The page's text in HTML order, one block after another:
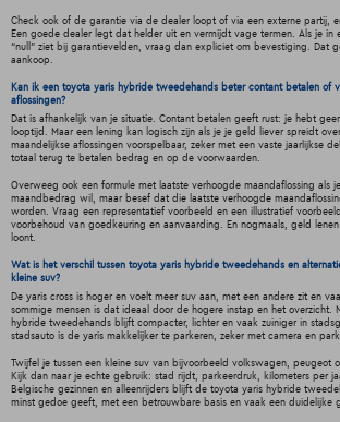
Check ook of de garantie via de dealer loopt of via een externe partij,
Een goede dealer legt dat helder uit en vermijdt vage termen. Als je in
“null” ziet bij garantievelden, vraag dan expliciet om bevestiging. Dat
aankoop.
Kan ik een toyota yaris hybride tweedehands beter contant betalen of
aflossingen?
Dat is afhankelijk van je situatie. Contant betalen geeft rust: je hebt
looptijd. Maar een lening kan logisch zijn als je je geld liever spreidt
maandelijkse aflossingen voorspelbaar, zeker met een vaste jaarlijkse
totaal terug te betalen bedrag en op de voorwaarden.
Overweeg ook een formule met laatste verhoogde maandaflossing als
maandbedrag wil, maar besef dat die laatste verhoogde
worden. Vraag een representatief voorbeeld en een illustratief
voorbehoud van goedkeuring en aanvaarding. En nogmaals, geld
loont.
Wat is het verschil tussen toyota yaris hybride tweedehands en
kleine suv?
De yaris cross is hoger en voelt meer suv aan, met een andere zit en
sommige mensen is dat ideaal door de hogere instap en het overzicht.
hybride tweedehands blijft compacter, lichter en vaak zuiniger in
stadsauto is de yaris makkelijker te parkeren, zeker met camera en
Twijfel je tussen een kleine suv van bijvoorbeeld volkswagen, peugeot
Kijk dan naar je echte gebruik: stad rijdt, parkeerdruk, kilometers per
Belgische gezinnen en alleenrijders blijft de toyota yaris hybride
minst gedoe geeft, met een betrouwbare basis en vaak een duidelijke